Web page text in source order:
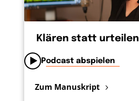
Klären statt urteilen
Podcast abspielen
Zum Manuskript